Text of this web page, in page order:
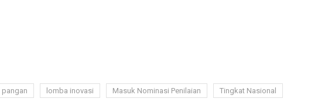
pangan lomba inovasi Masuk Nominasi Penilaian Tingkat Nasional